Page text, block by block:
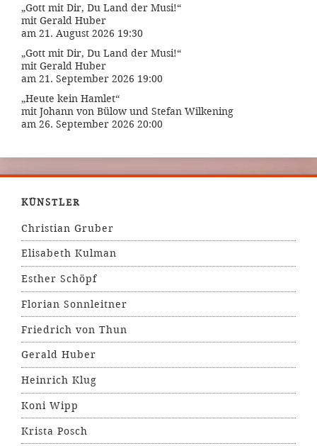
„Gott mit Dir, Du Land der Musi!“
mit Gerald Huber
am 21. August 2026 19:30
„Gott mit Dir, Du Land der Musi!“
mit Gerald Huber
am 21. September 2026 19:00
„Heute kein Hamlet“
mit Johann von Bülow und Stefan Wilkening
am 26. September 2026 20:00
KÜNSTLER
Christian Gruber
Elisabeth Kulman
Esther Schöpf
Florian Sonnleitner
Friedrich von Thun
Gerald Huber
Heinrich Klug
Koni Wipp
Krista Posch